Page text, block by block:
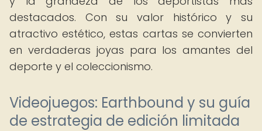
destacados. Con su valor histórico y su
atractivo estético, estas cartas se convierten
en verdaderas joyas para los amantes del
deporte y el coleccionismo.
Videojuegos: Earthbound y su guía
de estrategia de edición limitada